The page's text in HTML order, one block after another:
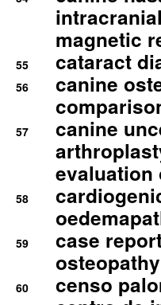
magnetic
55 cataract
56
canine
57
canine
evaluation
58
59
case
osteopathy
60 censo